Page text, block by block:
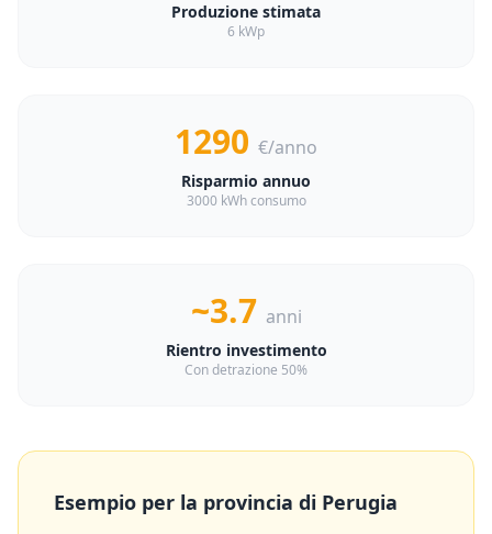
Produzione stimata
6 kWp
1290 €/anno
Risparmio annuo
3000 kWh consumo
~3.7 anni
Rientro investimento
Con detrazione 50%
Esempio per la provincia di Perugia